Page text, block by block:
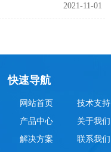
2021-11-01
快速导航
网站首页
产品中心
解决方案
技术支持
关于我们
联系我们